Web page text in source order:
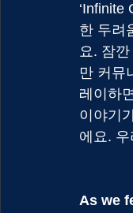
‘Infinite
한 두려
요. 잠
만 커뮤
레이하
이야기
에요.
As we